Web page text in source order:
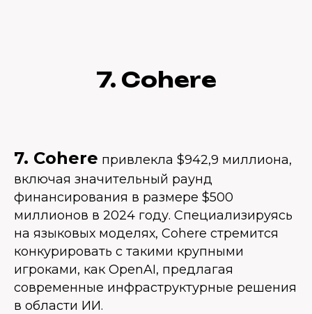
7. Cohere
7. Cohere привлекла $942,9 миллиона,
включая значительный раунд
финансирования в размере $500
миллионов в 2024 году. Специализируясь
на языковых моделях, Cohere стремится
конкурировать с такими крупными
игроками, как OpenAI, предлагая
современные инфраструктурные решения
в области ИИ.